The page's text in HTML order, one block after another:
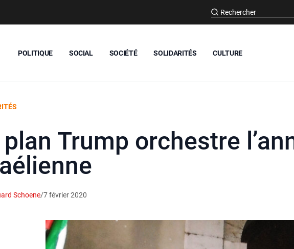
POLITIQUE SOCIAL SOCIÉTÉ SOLIDARITÉS CULTURE
plan Trump orchestre
Schoene/7 février 2020